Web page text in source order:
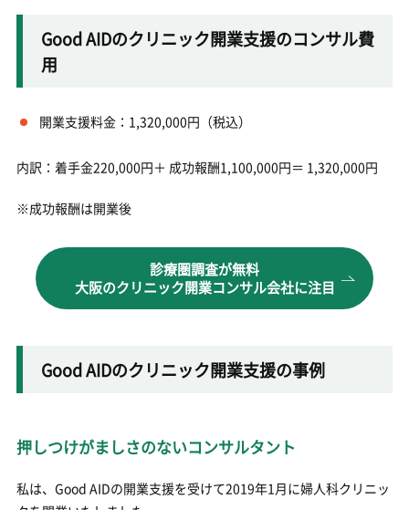
Good AIDのクリニック開業支援のコンサル費
用
開業支援料金：1,320,000円（税込）
内訳：着手金220,000円＋ 成功報酬1,100,000円＝ 1,320,000円
※成功報酬は開業後
診療圏調査が無料
大阪のクリニック開業コンサル会社に注目
Good AIDのクリニック開業支援の事例
押しつけがましさのないコンサルタント
私は、Good AIDの開業支援を受けて2019年1月に婦人科クリニッ